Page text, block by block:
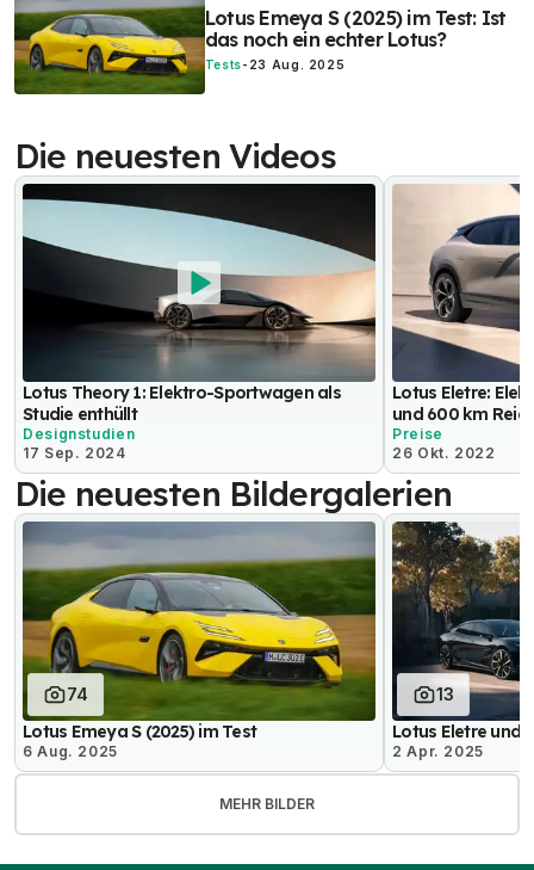
Lotus Emeya S (2025) im Test: Ist
das noch ein echter Lotus?
Tests- 23 Aug. 2025
Die neuesten Videos
Lotus Theory 1: Elektro-Sportwagen als
Studie enthüllt
Designstudien
17 Sep. 2024
Lotus Eletre:
und 600 km
Preise
26 Okt. 2022
Die neuesten Bildergalerien
74
Lotus Emeya S (2025) im Test
6 Aug. 2025
13
Lotus Eletre und
2 Apr. 2025
MEHR BILDER